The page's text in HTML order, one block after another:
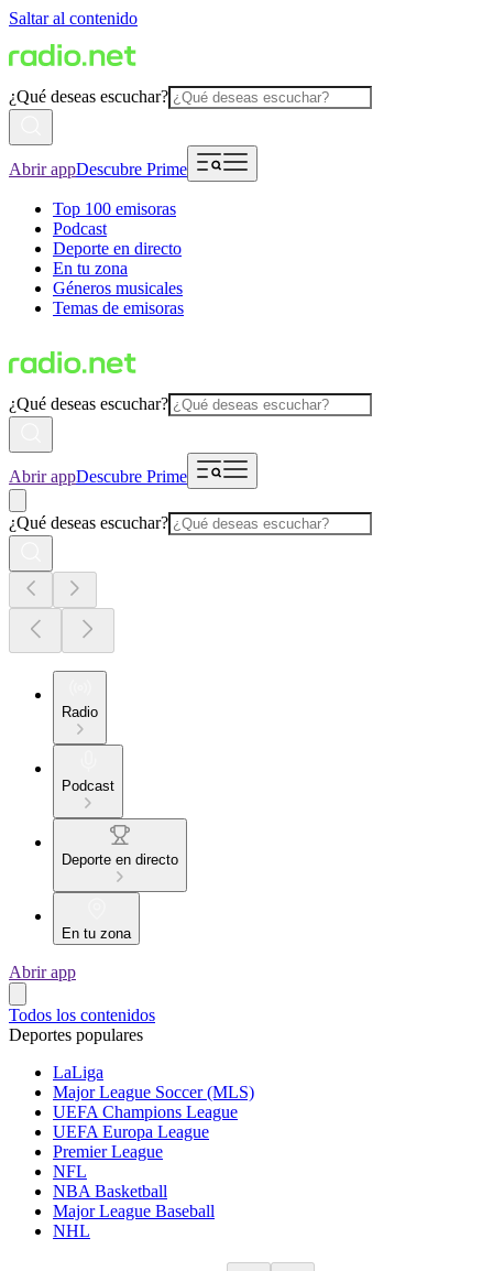
Saltar al contenido
¿Qué deseas escuchar?
Abrir appDescubre Prime
Top 100 emisoras
Podcast
Deporte en directo
En tu zona
Géneros musicales
Temas de emisoras
¿Qué deseas escuchar?
Abrir appDescubre Prime
¿Qué deseas escuchar?
Radio
Podcast
Deporte en directo
En tu zona
Abrir app
Todos los contenidos
Deportes populares
LaLiga
Major League Soccer (MLS)
UEFA Champions League
UEFA Europa League
Premier League
NFL
NBA Basketball
Major League Baseball
NHL